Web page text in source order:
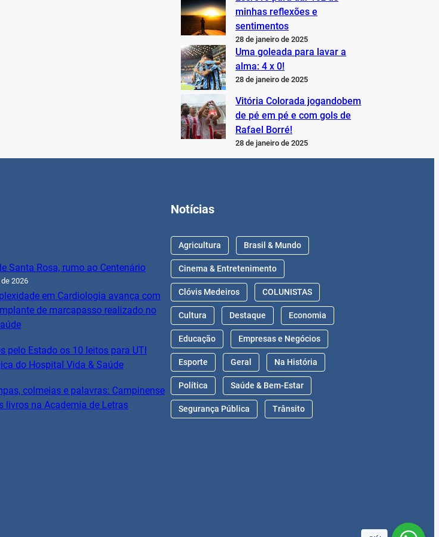
minhas reflexões e
sentimentos
28 de janeiro de 2025
Uma goleada para lavar a
alma: 4 x 0!
28 de janeiro de 2025
Vitória Colorada jogandobem
de pé em pé e com gols de
Rafael Borré!
28 de janeiro de 2025
Santa Rosa, rumo ao Centenário
2026
em Cardiologia avança com
de marcapasso realizado no
pelo Estado os 10 leitos para UTI
do Hospital Vida & Saúde
colmeias e palavras: Campinense
livros na Academia de Letras
Notícias
Agricultura Brasil & Mundo
Cinema & Entretenimento
Clóvis Medeiros COLUNISTAS
Cultura Destaque Economia
Educação Empresas e Negócios
Esporte Geral Na História
Política Saúde & Bem-Estar
Segurança Pública Trânsito